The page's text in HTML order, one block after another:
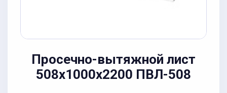
Просечно-вытяжной лист
508x1000x2200 ПВЛ-508